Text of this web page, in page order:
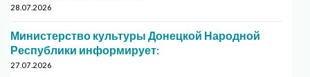
28.07.2026
Министерство культуры Донецкой Народной
Республики информирует:
27.07.2026